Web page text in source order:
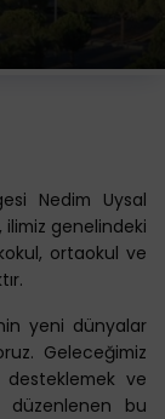
Nedim Uysal
ilimiz genelindeki
ortaokul ve
yeni dünyalar
Geleceğimiz
desteklemek ve
düzenlenen bu